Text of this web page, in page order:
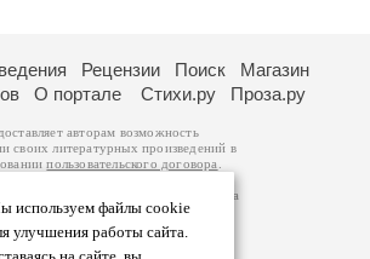
используем файлы cookie
улучшения работы сайта.
Рецензии Поиск
Магазин
О портале Стихи.ру Проза.ру
авторам возможность
своих литературных произведений в
пользовательского договора
произведения принадлежат авторам
. Перепечатка произведений возможна
автора, к которому вы можете
странице. Ответственность за
несут самостоятельно на